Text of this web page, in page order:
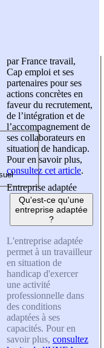
par France travail,
Cap emploi et ses
partenaires pour ses
actions concrètes en
faveur du recrutement,
de l’intégration et de
l’accompagnement de
ses collaborateurs en
situation de handicap.
Pour en savoir plus,
consultez cet article.
Entreprise adaptée
Qu'est-ce qu'une
entreprise adaptée
?
L'entreprise adaptée
permet à un travailleur
en situation de
handicap d'exercer
une activité
professionnelle dans
des conditions
adaptées à ses
capacités. Pour en
savoir plus, consultez